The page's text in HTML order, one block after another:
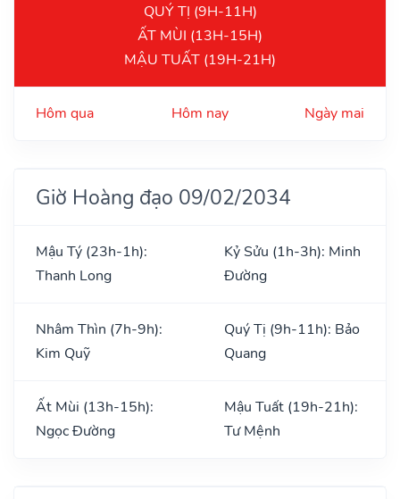
QUÝ TỊ (9H-11H)
ẤT MÙI (13H-15H)
MẬU TUẤT (19H-21H)
Hôm qua Hôm nay Ngày mai
Giờ Hoàng đạo 09/02/2034
Mậu Tý (23h-1h):
Thanh Long
Kỷ Sửu (1h-3h): Minh
Đường
Nhâm Thìn (7h-9h):
Kim Quỹ
Quý Tị (9h-11h): Bảo
Quang
Ất Mùi (13h-15h):
Ngọc Đường
Mậu Tuất (19h-21h):
Tư Mệnh